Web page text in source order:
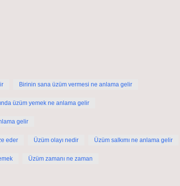
Birinin sana üzüm vermesi ne anlama gelir
üzüm yemek ne anlama gelir
gelir
eder Üzüm olayı nedir Üzüm salkımı ne anlama gelir
Üzüm zamanı ne zaman